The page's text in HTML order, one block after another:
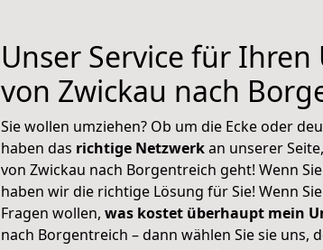
Unser Service für Ihren
von Zwickau nach
Sie wollen umziehen? Ob um die Ecke oder
haben das richtige Netzwerkan unserer
von Zwickau nach Borgentreich geht! Wenn
haben wir die richtige Lösung für Sie! Wenn
Fragen wollen, was kostet überhaupt mein
nach Borgentreich – dann wählen Sie sie uns,